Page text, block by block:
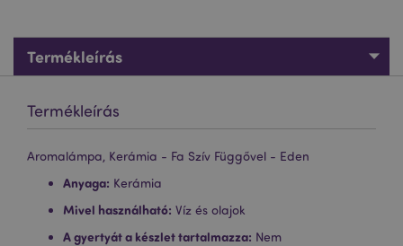
Termékleírás
Termékleírás
Aromalámpa, Kerámia - Fa Szív Függővel - Eden
Anyaga: Kerámia
Mivel használható: Víz és olajok
A gyertyát a készlet tartalmazza: Nem